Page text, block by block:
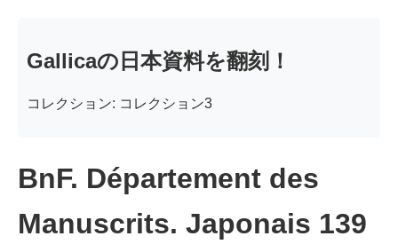
Gallicaの日本資料を翻刻！
コレクション: コレクション3
BnF. Département des
Manuscrits. Japonais 139